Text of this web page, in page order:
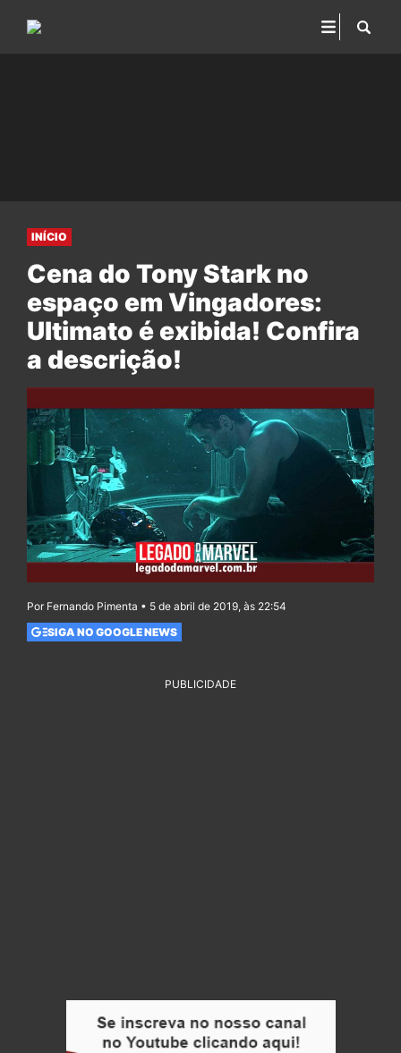
INÍCIO
Cena do Tony Stark no
espaço em Vingadores:
Ultimato é exibida! Confira
a descrição!
Por Fernando Pimenta • 5 de abril de 2019, às 22:54
SIGA NO GOOGLE NEWS
PUBLICIDADE